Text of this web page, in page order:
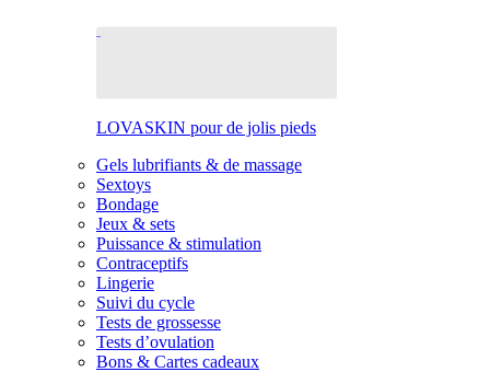
LOVASKIN pour de jolis pieds
Gels lubrifiants & de massage
Sextoys
Bondage
Jeux & sets
Puissance & stimulation
Contraceptifs
Lingerie
Suivi du cycle
Tests de grossesse
Tests d’ovulation
Bons & Cartes cadeaux